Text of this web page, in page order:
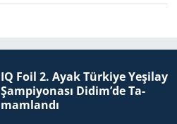
IQ Foil 2. Ayak Tür­ki­ye Ye­şi­lay
Şam­pi­yo­na­sı Didim’de Ta­
mam­lan­dı